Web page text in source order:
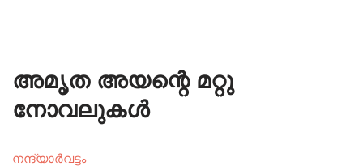
അമൃത അയന്റെ മറ്റു
നോവലുകൾ
നന്ദ്യാർവട്ടം